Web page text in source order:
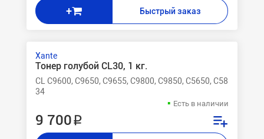
+ Быстрый заказ
Xante
Тонер голубой CL30, 1 кг.
CL C9600, C9650, C9655, C9800, C9850, C5650, C5850,
34
Есть в наличии
9 700 ₽